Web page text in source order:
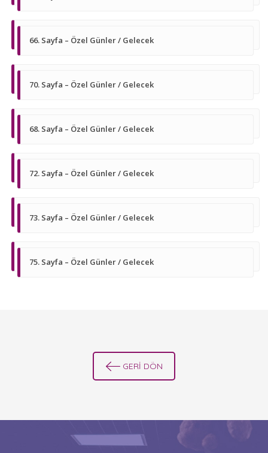
66. Sayfa – Özel Günler / Gelecek
70. Sayfa – Özel Günler / Gelecek
68. Sayfa – Özel Günler / Gelecek
72. Sayfa – Özel Günler / Gelecek
73. Sayfa – Özel Günler / Gelecek
75. Sayfa – Özel Günler / Gelecek
GERİ DÖN